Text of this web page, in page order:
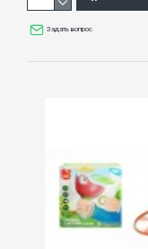
Задать вопрос